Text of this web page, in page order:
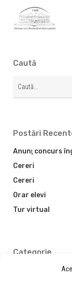
Caută
Postări
Anunţ concurs
Cereri
Cereri
Orar elevi
Tur virtual
Categorie